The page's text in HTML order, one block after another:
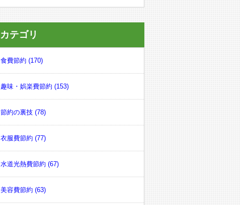
カテゴリ
食費節約 (170)
趣味・娯楽費節約 (153)
節約の裏技 (78)
衣服費節約 (77)
水道光熱費節約 (67)
美容費節約 (63)